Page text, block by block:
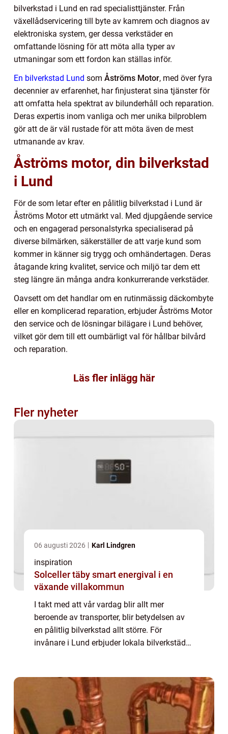
bilverkstad i Lund en rad specialisttjänster. Från
växellådservicering till byte av kamrem och diagnos av
elektroniska system, ger dessa verkstäder en
omfattande lösning för att möta alla typer av
utmaningar som ett fordon kan ställas inför.
En bilverkstad Lund som Åströms Motor, med över fyra
decennier av erfarenhet, har finjusterat sina tjänster för
att omfatta hela spektrat av bilunderhåll och reparation.
Deras expertis inom vanliga och mer unika bilproblem
gör att de är väl rustade för att möta även de mest
utmanande av krav.
Åströms motor, din bilverkstad
i Lund
För de som letar efter en pålitlig bilverkstad i Lund är
Åströms Motor ett utmärkt val. Med djupgående service
och en engagerad personalstyrka specialiserad på
diverse bilmärken, säkerställer de att varje kund som
kommer in känner sig trygg och omhändertagen. Deras
åtagande kring kvalitet, service och miljö tar dem ett
steg längre än många andra konkurrerande verkstäder.
Oavsett om det handlar om en rutinmässig däckombyte
eller en komplicerad reparation, erbjuder Åströms Motor
den service och de lösningar bilägare i Lund behöver,
vilket gör dem till ett oumbärligt val för hållbar bilvård
och reparation.
Läs fler inlägg här
Fler nyheter
06 augusti 2026 Karl Lindgren
inspiration
Solceller täby smart energival i en
växande villakommun
I takt med att vår vardag blir allt mer
beroende av transporter, blir betydelsen av
en pålitlig bilverkstad allt större. För
invånare i Lund erbjuder lokala bilverkstäder